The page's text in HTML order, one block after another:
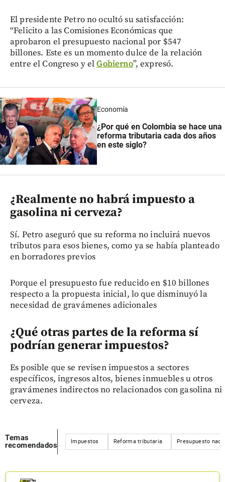
El presidente Petro no ocultó su satisfacción:
“Felicito a las Comisiones Económicas que
aprobaron el presupuesto nacional por $547
billones. Este es un momento dulce de la relación
entre el Congreso y elGobierno”, expresó.
Economía
¿Por qué en Colombia se hace una
reforma tributaria cada dos años
en este siglo?
¿Realmente no habrá impuesto a
gasolina ni cerveza?
Sí. Petro aseguró que su reforma no incluirá nuevos
tributos para esos bienes, como ya se había planteado
en borradores previos
Porque el presupuesto fue reducido en $10 billones
respecto a la propuesta inicial, lo que disminuyó la
necesidad de gravámenes adicionales
¿Qué otras partes de la reforma sí
podrían generar impuestos?
Es posible que se revisen impuestos a sectores
específicos, ingresos altos, bienes inmuebles u otros
gravámenes indirectos no relacionados con gasolina ni
cerveza.
Temas
recomendados
Impuestos Reforma tributaria Presupuesto